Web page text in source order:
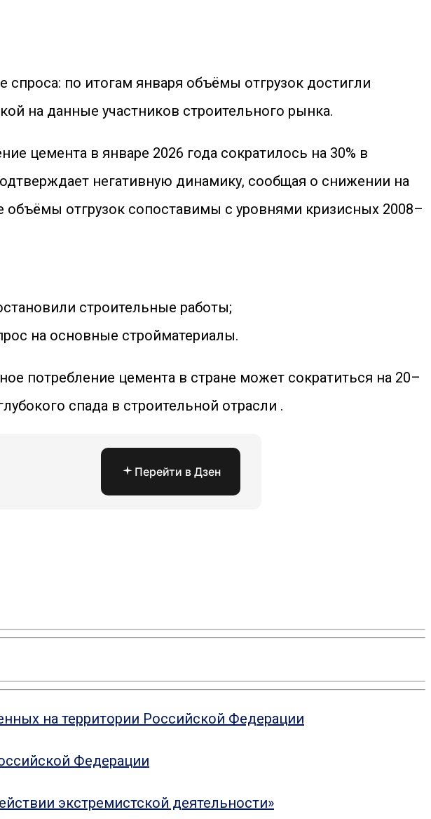
по итогам января объёмы отгрузок достигли
на данные участников строительного рынка.
цемента в январе 2026 года сократилось на 30% в
негативную динамику, сообщая о снижении на
объёмы отгрузок сопоставимы с уровнями кризисных 2008–
строительные работы;
на основные стройматериалы.
потребление цемента в стране может сократиться на 20–
спада в строительной отрасли .
Перейти в Дзен
на территории Российской Федерации
Федерации
экстремистской деятельности»